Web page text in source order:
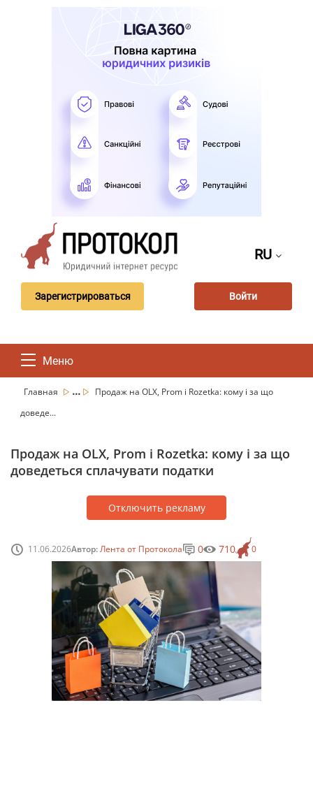
RU
Зарегистрироваться Войти
Меню
Главная ...
Продаж на OLX, Prom і Rozetka: кому і за що
доведе...
Продаж на OLX, Prom і Rozetka: кому і за що
доведеться сплачувати податки
Отключить рекламу
11.06.2026Автор:Лента от Протокола 0
0 710